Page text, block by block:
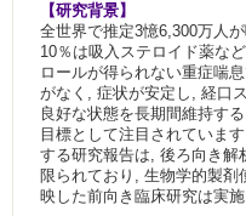
【研究背景】
全世界で推定3憶6,300万人
10％は吸入ステロイド薬な
ロールが得られない重症喘
がなく, 症状が安定し, 経口
良好な状態を長期間維持す
目標として注目されていま
する研究報告は, 後ろ向き解
限られており, 生物学的製剤
映した前向き臨床研究は実